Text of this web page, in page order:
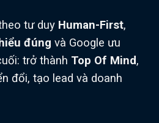
tư duy Human-First,
đúng và Google ưu
trở thành Top Of Mind,
đổi, tạo lead và doanh